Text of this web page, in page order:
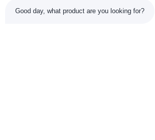
Stahlkonstruktionsbau
Werkstatt
Good day, what product are you looking for?